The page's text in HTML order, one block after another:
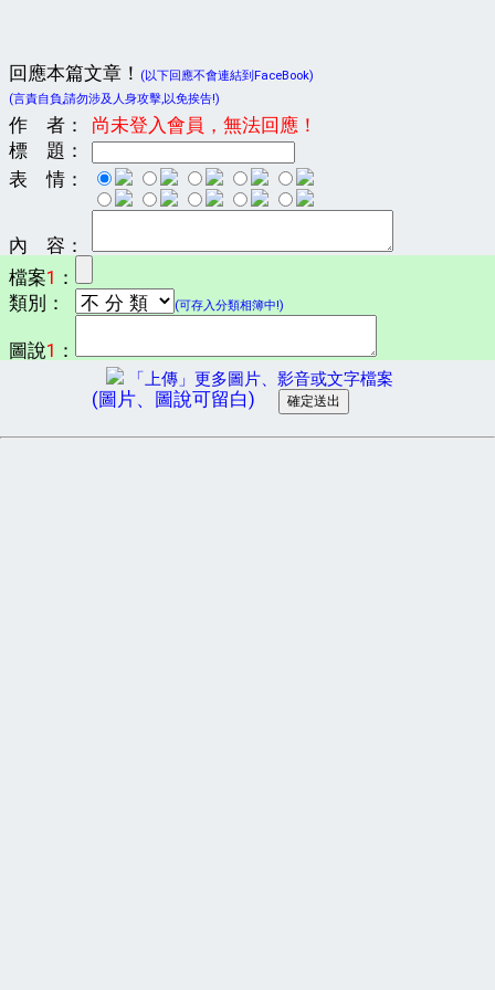
回應本篇文章！
(以下回應不會連結到FaceBook)
(言責自負,請勿涉及人身攻擊,以免挨告!)
作 者：
尚未登入會員，無法回應！
標 題：
表 情：
內 容：
檔案1 ：
類別：
(可存入分類相簿中!)
圖說1 ：
「上傳」更多圖片、影音或文字檔案
(圖片、圖說可留白)